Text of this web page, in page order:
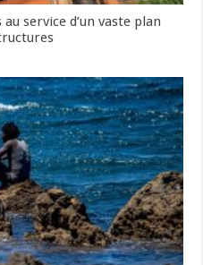
service d’un vaste plan